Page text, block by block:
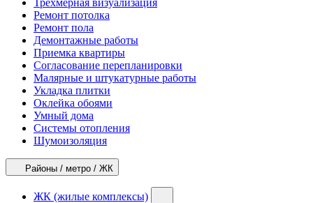
Трехмерная визуализация
Ремонт потолка
Ремонт пола
Демонтажные работы
Приемка квартиры
Согласование перепланировки
Малярные и штукатурные работы
Укладка плитки
Оклейка обоями
Умный дома
Системы отопления
Шумоизоляция
Районы / метро / ЖК
ЖК (жилые комплексы)